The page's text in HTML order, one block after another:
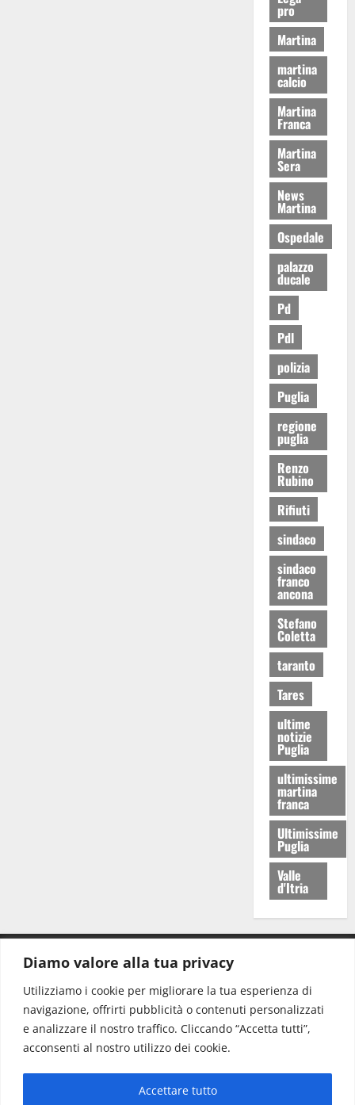
Diamo valore alla tua privacy
Utilizziamo i cookie per migliorare la tua esperienza di
navigazione, offrirti pubblicità o contenuti personalizzati
e analizzare il nostro traffico. Cliccando “Accetta tutti”,
acconsenti al nostro utilizzo dei cookie.
Accettare tutto
pro
Martina
martina
calcio
Martina
Franca
Martina
Sera
News
Martina
Ospedale
palazzo
ducale
Pd
Pdl
polizia
Puglia
regione
puglia
Renzo
Rubino
Rifiuti
sindaco
sindaco
franco
ancona
Stefano
Coletta
taranto
Tares
ultime
notizie
Puglia
ultimissime
martina
franca
Ultimissime
Puglia
Valle
d'Itria
Redazione: redazione@www.martinasera.it
Direttore:direttore@www.martinasera.it
Info & Commerciale:info@www.martinasera.it